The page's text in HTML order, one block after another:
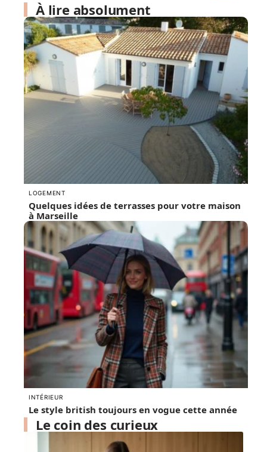
À lire absolument
LOGEMENT
Quelques idées de terrasses pour votre maison
à Marseille
INTÉRIEUR
Le style british toujours en vogue cette année
Le coin des curieux